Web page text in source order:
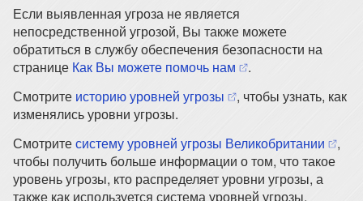
Если выявленная угроза не является
непосредственной угрозой, Вы также можете
обратиться в службу обеспечения безопасности на
странице Как Вы можете помочь нам (opens in a new tab)
.
Смотрите историю уровней угрозы (opens in a new tab)
, чтобы узнать, как
изменялись уровни угрозы.
Смотритесистему уровней угрозы Великобритании
,
чтобы получить больше информации о том, что такое
уровень угрозы, кто распределяет уровни угрозы, а
также как используется система уровней угрозы.